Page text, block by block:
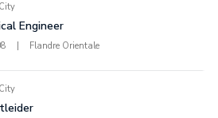
Engineer
Flandre Orientale